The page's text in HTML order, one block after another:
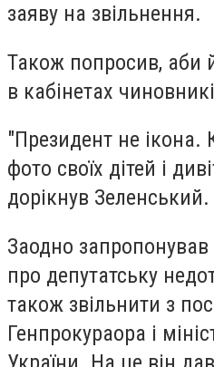
заяву на звільнення.
Також попросив, аби
в кабінетах
"Президент не ікона.
фото своїх дітей і
дорікнув Зеленський.
Заодно запропонував
про депутатську
також звільнити з
Генпрокураора і